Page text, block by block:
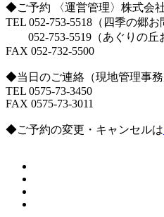
◆ご予約 〈運営管理〉株式会
TEL 052-753-5518（四季の郷お
052-753-5519（あぐりの丘
FAX 052-732-5500
◆当日のご連絡（現地管理事
TEL 0575-73-3450
FAX 0575-73-3011
◆ご予約の変更・キャンセルは